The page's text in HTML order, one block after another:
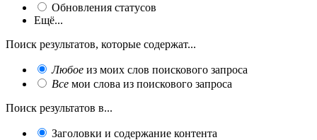
Обновления статусов
Ещё...
Поиск результатов, которые содержат...
Любое из моих слов поискового запроса
Все мои слова из поискового запроса
Поиск результатов в...
Заголовки и содержание контента